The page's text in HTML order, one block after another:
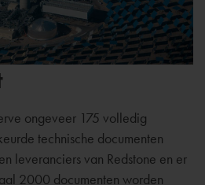
ongeveer 175 volledig
technische documenten
leveranciers van Redstone en er
2000 documenten worden